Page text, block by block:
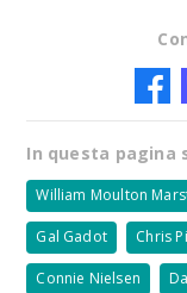
In questa pagina
William Moulton
Gal Gadot Chris
Connie Nielsen